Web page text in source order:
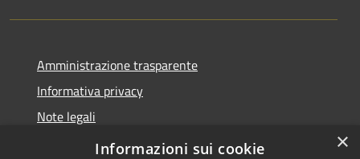
Amministrazione trasparente
Informativa privacy
Note legali
Dichiarazione di accessibilità
×
Informazioni sui cookie